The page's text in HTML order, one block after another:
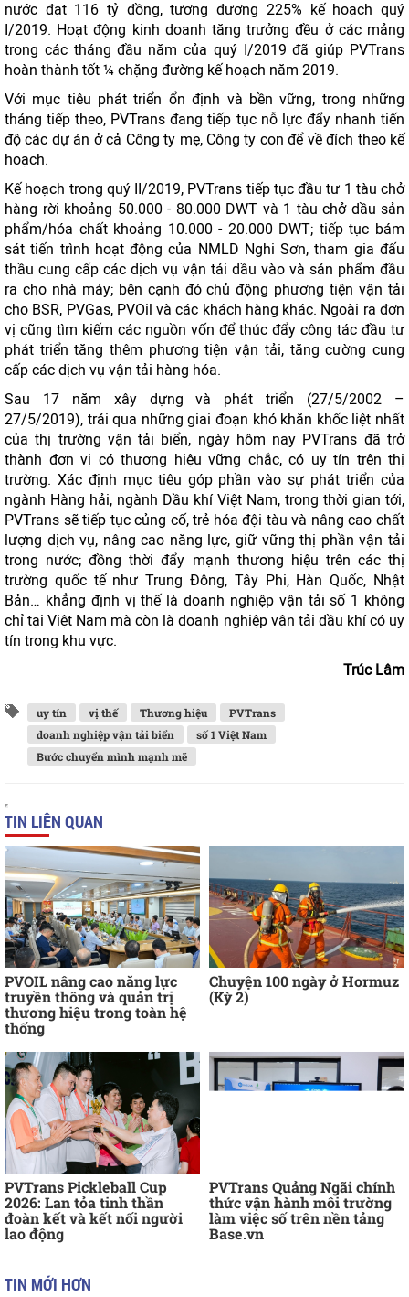
nước đạt 116 tỷ đồng, tương đương 225% kế hoạch quý
I/2019. Hoạt động kinh doanh tăng trưởng đều ở các mảng
trong các tháng đầu năm của quý I/2019 đã giúp PVTrans
hoàn thành tốt ¼ chặng đường kế hoạch năm 2019.
Với mục tiêu phát triển ổn định và bền vững, trong những
tháng tiếp theo, PVTrans đang tiếp tục nỗ lực đẩy nhanh tiến
độ các dự án ở cả Công ty mẹ, Công ty con để về đích theo kế
hoạch.
Kế hoạch trong quý II/2019, PVTrans tiếp tục đầu tư 1 tàu chở
hàng rời khoảng 50.000 - 80.000 DWT và 1 tàu chở dầu sản
phẩm/hóa chất khoảng 10.000 - 20.000 DWT; tiếp tục bám
sát tiến trình hoạt động của NMLD Nghi Sơn, tham gia đấu
thầu cung cấp các dịch vụ vận tải dầu vào và sản phẩm đầu
ra cho nhà máy; bên cạnh đó chủ động phương tiện vận tải
cho BSR, PVGas, PVOil và các khách hàng khác. Ngoài ra đơn
vị cũng tìm kiếm các nguồn vốn để thúc đẩy công tác đầu tư
phát triển tăng thêm phương tiện vận tải, tăng cường cung
cấp các dịch vụ vận tải hàng hóa.
Sau 17 năm xây dựng và phát triển (27/5/2002 –
27/5/2019), trải qua những giai đoạn khó khăn khốc liệt nhất
của thị trường vận tải biển, ngày hôm nay PVTrans đã trở
thành đơn vị có thương hiệu vững chắc, có uy tín trên thị
trường. Xác định mục tiêu góp phần vào sự phát triển của
ngành Hàng hải, ngành Dầu khí Việt Nam, trong thời gian tới,
PVTrans sẽ tiếp tục củng cố, trẻ hóa đội tàu và nâng cao chất
lượng dịch vụ, nâng cao năng lực, giữ vững thị phần vận tải
trong nước; đồng thời đẩy mạnh thương hiệu trên các thị
trường quốc tế như Trung Đông, Tây Phi, Hàn Quốc, Nhật
Bản… khẳng định vị thế là doanh nghiệp vận tải số 1 không
chỉ tại Việt Nam mà còn là doanh nghiệp vận tải dầu khí có uy
tín trong khu vực.
Trúc Lâm
uy tín vị thế Thương hiệu
PVTrans
doanh nghiệp vận tải biển
số 1 Việt Nam
Bước chuyển mình mạnh mẽ
TIN LIÊN QUAN
PVOIL nâng cao năng lực
truyền thông và quản trị
thương hiệu trong toàn hệ
thống
Chuyện 100 ngày ở Hormuz
(Kỳ 2)
PVTrans Pickleball Cup
2026: Lan tỏa tinh thần
đoàn kết và kết nối người
lao động
PVTrans Quảng Ngãi chính
thức vận hành môi trường
làm việc số trên nền tảng
Base.vn
TIN MỚI HƠN